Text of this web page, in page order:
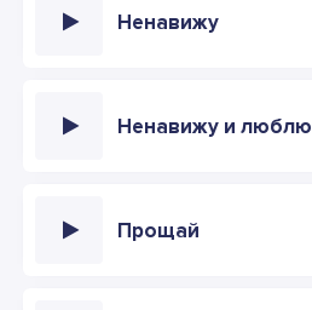
Ненавижу
Ненавижу и люблю
Прощай